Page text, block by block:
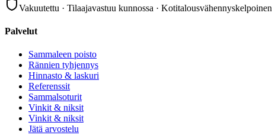
Vakuutettu · Tilaajavastuu kunnossa · Kotitalousvähennyskelpoinen
Palvelut
Sammaleen poisto
Rännien tyhjennys
Hinnasto & laskuri
Referenssit
Sammalsoturit
Vinkit & niksit
Vinkit & niksit
Jätä arvostelu